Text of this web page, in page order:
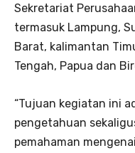
Sekretariat
termasuk Lampung,
Barat, kalimantan
Tengah, Papua dan
“Tujuan kegiatan ini
pengetahuan
pemahaman